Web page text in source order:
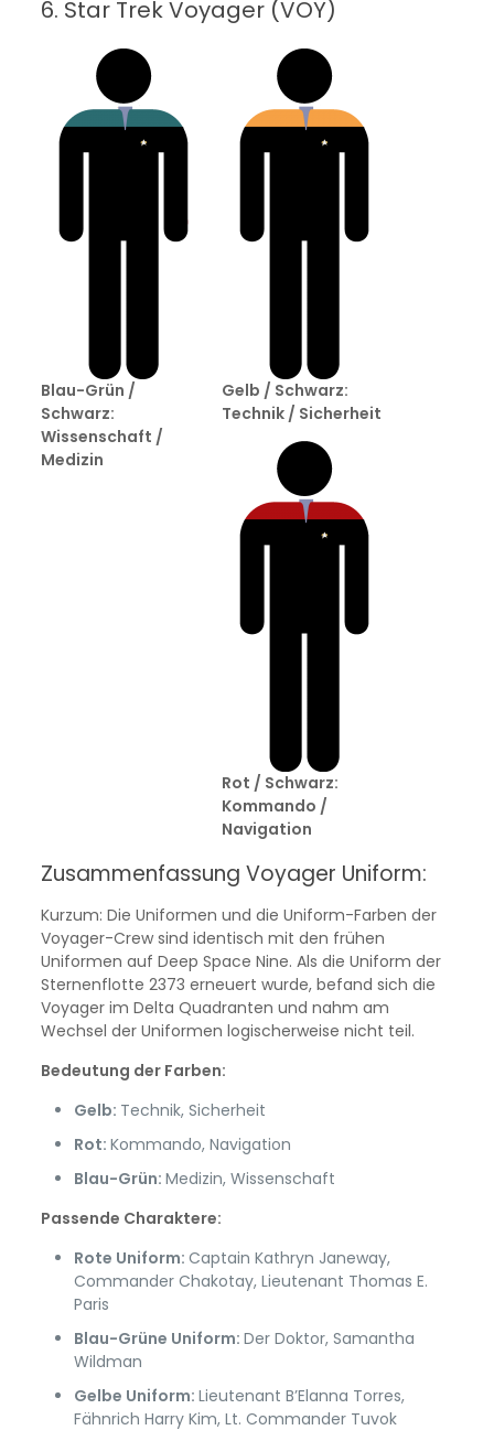
6. Star Trek Voyager (VOY)
Blau-Grün /
Schwarz:
Wissenschaft /
Medizin
Gelb / Schwarz:
Technik / Sicherheit
Rot / Schwarz:
Kommando /
Navigation
Zusammenfassung Voyager Uniform:
Kurzum: Die Uniformen und die Uniform-Farben der
Voyager-Crew sind identisch mit den frühen
Uniformen auf Deep Space Nine. Als die Uniform der
Sternenflotte 2373 erneuert wurde, befand sich die
Voyager im Delta Quadranten und nahm am
Wechsel der Uniformen logischerweise nicht teil.
Bedeutung der Farben:
Gelb: Technik, Sicherheit
Rot: Kommando, Navigation
Blau-Grün: Medizin, Wissenschaft
Passende Charaktere:
Rote Uniform: Captain Kathryn Janeway,
Commander Chakotay, Lieutenant Thomas E.
Paris
Blau-Grüne Uniform: Der Doktor, Samantha
Wildman
Gelbe Uniform: Lieutenant B’Elanna Torres,
Fähnrich Harry Kim, Lt. Commander Tuvok